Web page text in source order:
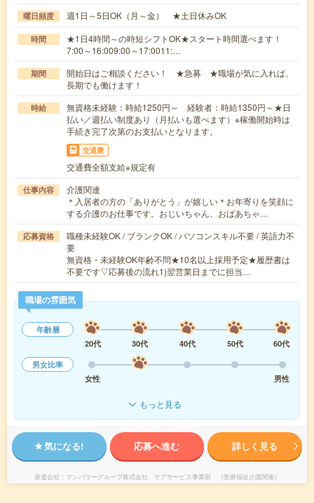
曜日頻度 週1日～5日OK（月～金） ★土日休みOK
時間
★1日4時間～の時短シフトOK★スタート時間選べます！
7:00～16:009:00～17:0011:…
期間
開始日はご相談ください！ ★急募 ★職場が気に入れば、
長期でも働けます！
時給
無資格未経験：時給1250円～ 経験者：時給1350円～★日
払い／週払い制度あり（月払いも選べます）※稼働開始時は
手続き完了次第のお支払いとなります。
交通費
交通費全額支給※規定有
仕事内容
介護関連
＊入居者の方の「ありがとう」が嬉しい＊お年寄りを笑顔に
する介護のお仕事です。おじいちゃん、おばあちゃ…
応募資格
職種未経験OK / ブランクOK / パソコンスキル不要 / 英語力不
要
無資格・未経験OK年齢不問★10名以上採用予定★履歴書は
不要です▽応募後の流れ1)翌営業日までに担当…
職場の雰囲気
年齢層
20代
30代 40代 50代
60代
男女比率
女性
男性
もっと見る
気になる! 応募へ進む 詳しく見る
派遣会社 マンパワーグループ株式会社 ケアサービス事業部 （医療福祉介護関連）